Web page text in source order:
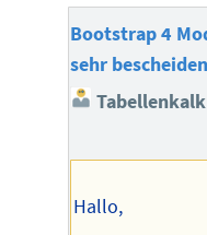
Bootstrap 4
sehr bescheiden
Tabellenkalk
Hallo,